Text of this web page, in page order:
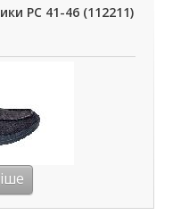
РС 41-46 (112211)